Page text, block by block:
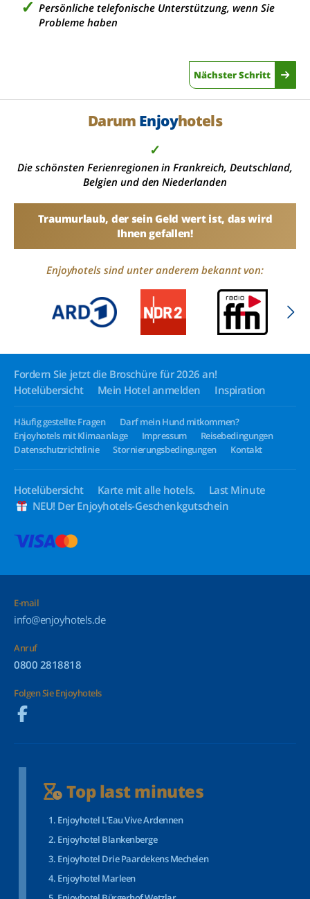
Persönliche telefonische Unterstützung, wenn Sie
Probleme haben
Nächster Schritt
Darum Enjoyhotels
✓
Die schönsten Ferienregionen in Frankreich, Deutschland,
Belgien und den Niederlanden
Traumurlaub, der sein Geld wert ist, das wird
Ihnen gefallen!
Enjoyhotels sind unter anderem bekannt von:
Fordern Sie jetzt die Broschüre für 2026 an!
Hotelübersicht
Mein Hotel anmelden Inspiration
Häufig gestellte Fragen
Darf mein Hund mitkommen?
Enjoyhotels mit Klimaanlage
Impressum
Reisebedingungen
Datenschutzrichtlinie
Stornierungsbedingungen Kontakt
Hotelübersicht Karte mit alle hotels.
Last Minute
NEU! Der Enjoyhotels-Geschenkgutschein
E-mail
info@enjoyhotels.de
Anruf
0800 2818818
Folgen Sie Enjoyhotels
Top last minutes
Enjoyhotel L’Eau Vive Ardennen
Enjoyhotel Blankenberge
Enjoyhotel Drie Paardekens Mechelen
Enjoyhotel Marleen